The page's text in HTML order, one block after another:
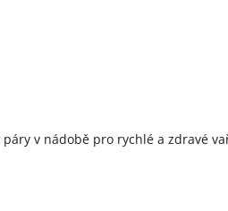
v nádobě pro rychlé a zdravé